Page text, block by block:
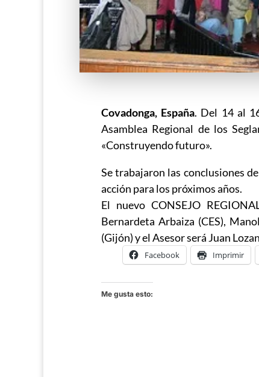
Covadonga, España. Del 14 al
Asamblea Regional de los
«Construyendo futuro».
Se trabajaron las conclusiones
acción para los próximos años.
El nuevo CONSEJO
Bernardeta Arbaiza (CES),
(Gijón) y el Asesor será Juan
Facebook Imprimir
Me gusta esto: